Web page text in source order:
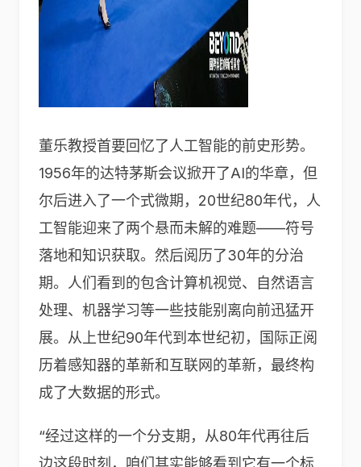
董乐教授首要回忆了人工智能的前史形势。
1956年的达特茅斯会议掀开了AI的华章，但
尔后进入了一个式微期，20世纪80年代，人
工智能迎来了两个悬而未解的难题——符号
落地和知识获取。然后阅历了30年的分治
期。人们看到的包含计算机视觉、自然语言
处理、机器学习等一些技能别离向前迅猛开
展。从上世纪90年代到本世纪初，国际正阅
历着感知器的革新和互联网的革新，最终构
成了大数据的形式。
“经过这样的一个分支期，从80年代再往后
边这段时刻，咱们其实能够看到它有一个标